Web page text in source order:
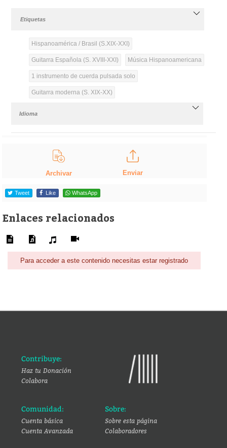
Etiquetas
Hispanoamérica / Brasil (S.XIX-XXI)
Guitarra Española (S. XVIII-XXI) Música Hispanoamericana
1 instrumento de cuerda pulsada solo
Guitarra moderna (S. XIX-XX)
Idioma
Archivar Enviar
Tweet Like WhatsApp
Enlaces relacionados
Para acceder a este contenido necesitas estar registrado
Contribuye:
Haz tu Donación
Colabora
Comunidad:
Cuenta básica
Cuenta Avanzada
Sobre:
Sobre esta página
Colaboradores